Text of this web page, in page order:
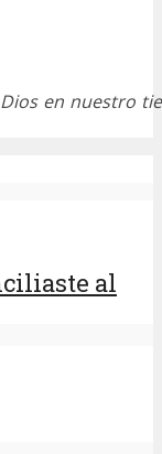
en nuestro
al